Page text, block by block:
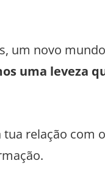
um novo
uma leveza
relação com